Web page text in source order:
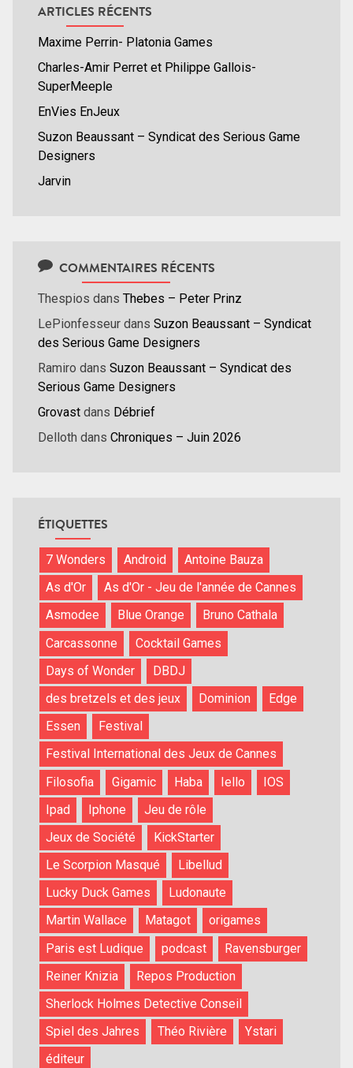
ARTICLES RÉCENTS
Maxime Perrin- Platonia Games
Charles-Amir Perret et Philippe Gallois-
SuperMeeple
EnVies EnJeux
Suzon Beaussant – Syndicat des Serious Game
Designers
Jarvin
COMMENTAIRES RÉCENTS
Thespios dans Thebes – Peter Prinz
LePionfesseur dans Suzon Beaussant – Syndicat
des Serious Game Designers
Ramiro dans Suzon Beaussant – Syndicat des
Serious Game Designers
Grovast dans Débrief
Delloth dans Chroniques – Juin 2026
ÉTIQUETTES
7 Wonders Android
Antoine Bauza
As d'Or
As d'Or - Jeu de l'année de Cannes
Asmodee
Blue Orange
Bruno Cathala
Carcassonne
Cocktail Games
Days of Wonder
DBDJ
des bretzels et des jeux
Dominion
Edge
Essen
Festival
Festival International des Jeux de Cannes
Filosofia
Gigamic Haba Iello
IOS
Ipad
Iphone
Jeu de rôle
Jeux de Société
KickStarter
Le Scorpion Masqué
Libellud
Lucky Duck Games
Ludonaute
Martin Wallace
Matagot
origames
Paris est Ludique
podcast
Ravensburger
Reiner Knizia
Repos Production
Sherlock Holmes Detective Conseil
Spiel des Jahres
Théo Rivière
Ystari
éditeur